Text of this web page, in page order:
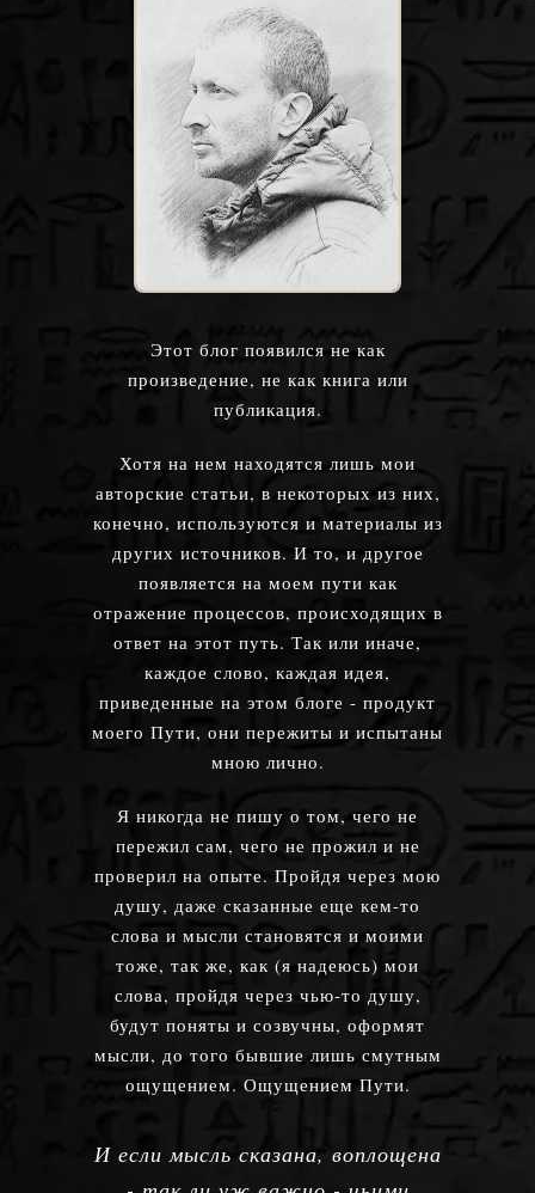
Этот блог появился не как
произведение, не как книга или
публикация.
Хотя на нем находятся лишь мои
авторские статьи, в некоторых из них,
конечно, используются и материалы из
других источников. И то, и другое
появляется на моем пути как
отражение процессов, происходящих в
ответ на этот путь. Так или иначе,
каждое слово, каждая идея,
приведенные на этом блоге - продукт
моего Пути, они пережиты и испытаны
мною лично.
Я никогда не пишу о том, чего не
пережил сам, чего не прожил и не
проверил на опыте. Пройдя через мою
душу, даже сказанные еще кем-то
слова и мысли становятся и моими
тоже, так же, как (я надеюсь) мои
слова, пройдя через чью-то душу,
будут поняты и созвучны, оформят
мысли, до того бывшие лишь смутным
ощущением. Ощущением Пути.
И если мысль сказана, воплощена